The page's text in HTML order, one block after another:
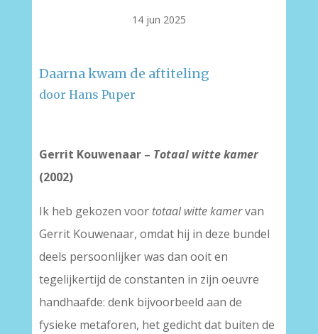
14 jun 2025
Daarna kwam de aftiteling
door Hans Puper
Gerrit Kouwenaar – Totaal witte kamer
(2002)
Ik heb gekozen voor totaal witte kamervan
Gerrit Kouwenaar, omdat hij in deze bundel
deels persoonlijker was dan ooit en
tegelijkertijd de constanten in zijn oeuvre
handhaafde: denk bijvoorbeeld aan de
fysieke metaforen, het gedicht dat buiten de